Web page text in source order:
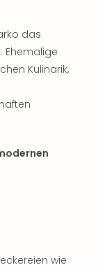
das
. Ehemalige
Kulinarik,
wie